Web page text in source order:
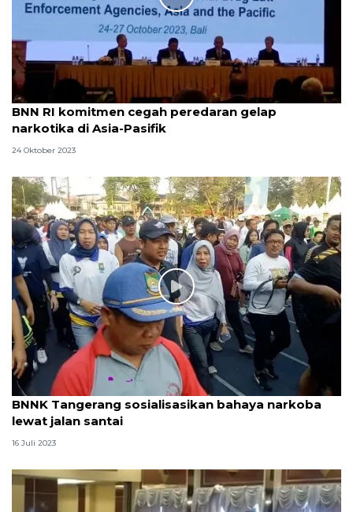
BNN RI komitmen cegah peredaran gelap
narkotika di Asia-Pasifik
24 Oktober 2023
BNNK Tangerang sosialisasikan bahaya narkoba
lewat jalan santai
16 Juli 2023